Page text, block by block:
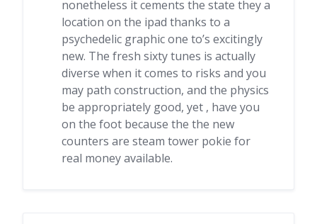
nonetheless it cements the state they a
location on the ipad thanks to a
psychedelic graphic one to’s excitingly
new. The fresh sixty tunes is actually
diverse when it comes to risks and you
may path construction, and the physics
be appropriately good, yet , have you
on the foot because the the new
counters are steam tower pokie for
real money available.